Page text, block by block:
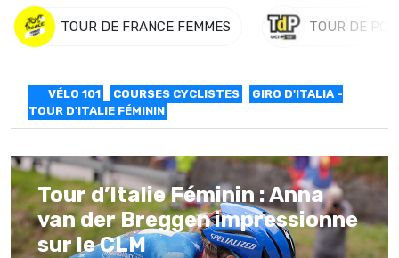
TOUR DE FRANCE FEMMES TOUR DE
VÉLO 101 COURSES CYCLISTES
GIRO D'ITALIA -
TOUR D'ITALIE FÉMININ
Tour d’Italie Féminin : Anna
van der Breggen impressionne
sur le CLM